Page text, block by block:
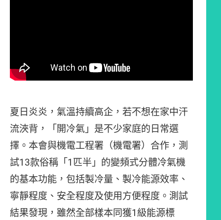
夏日炎炎，氣溫持續高企，若不想在家中汗
流浹背，「開冷氣」是不少家庭的日常選
擇。本會與機電工程署（機電署）合作，測
試13款俗稱「1匹半」的變頻式分體冷氣機
的基本功能，包括製冷量、製冷能源效率、
寧靜程度、安全程度及使用方便程度。測試
結果發現，雖然全部樣本同獲1級能源標